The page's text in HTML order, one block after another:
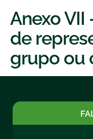
Anexo VII
de
grupo ou